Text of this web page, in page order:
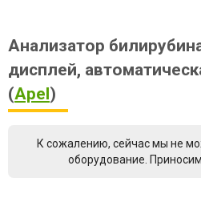
Анализатор
дисплей,
(Apel)
К сожалению, сейчас мы не
оборудование.